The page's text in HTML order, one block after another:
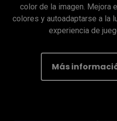
color de la imagen. Mejora
colores y autoadaptarse a la
experiencia de
Más